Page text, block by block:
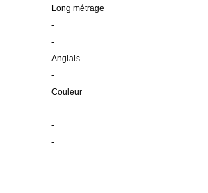
Long métrage
-
-
Anglais
-
Couleur
-
-
-